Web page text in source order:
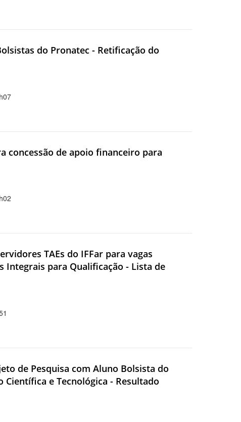
do Pronatec - Retificação do
concessão de apoio financeiro para
TAEs do IFFar para vagas
Integrais para Qualificação - Lista de
de Pesquisa com Aluno Bolsista do
e Tecnológica - Resultado